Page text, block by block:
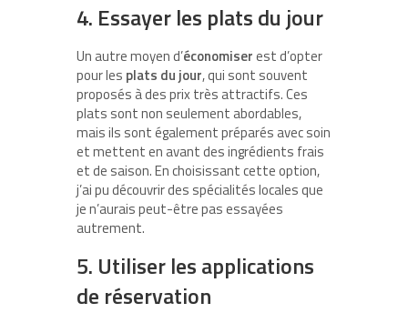
4. Essayer les plats du jour
Un autre moyen d’économiserest d’opter
pour les plats du jour, qui sont souvent
proposés à des prix très attractifs. Ces
plats sont non seulement abordables,
mais ils sont également préparés avec soin
et mettent en avant des ingrédients frais
et de saison. En choisissant cette option,
j’ai pu découvrir des spécialités locales que
je n’aurais peut-être pas essayées
autrement.
5. Utiliser les applications
de réservation